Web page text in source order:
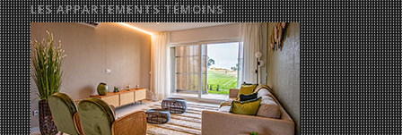
LES APPARTEMENTS TÉMOINS